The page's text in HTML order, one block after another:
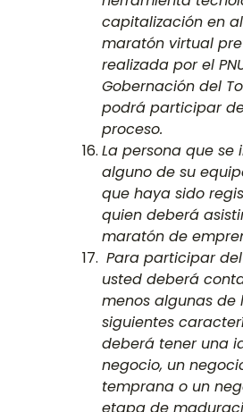
capitalización en
maratón virtual
realizada por el
Gobernación del
podrá participar
proceso.
La persona que se
alguno de su
que haya sido
quien deberá
maratón de
Para participar
usted deberá
menos algunas de
siguientes
deberá tener una
negocio, un
temprana o un